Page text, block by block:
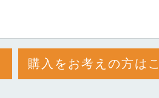
購入をお考えの方は